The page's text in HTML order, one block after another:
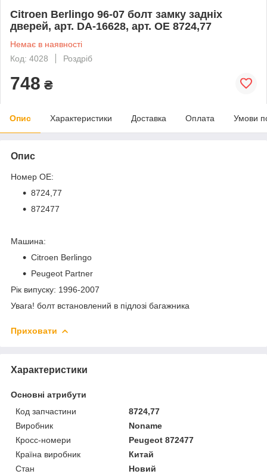
Citroen Berlingo 96-07 болт замку задніх
дверей, арт. DA-16628, арт. OE 8724,77
Немає в наявності
Код: 4028
Роздріб
748 ₴
Опис Характеристики Доставка Оплата Умови
Опис
Номер OE:
8724,77
872477
Машина:
Citroen Berlingo
Peugeot Partner
Рік випуску: 1996-2007
Увага! болт встановлений в підлозі багажника
Приховати
Характеристики
Основні атрибути
Код запчастини
8724,77
Виробник
Noname
Кросс-номери
Peugeot 872477
Країна виробник
Китай
Стан
Новий